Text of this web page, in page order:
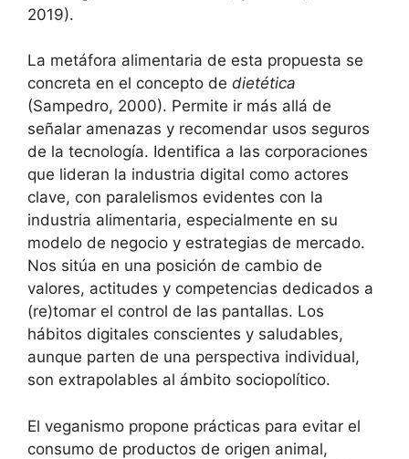
2019).
La metáfora alimentaria de esta propuesta se
concreta en el concepto de dietética
(Sampedro, 2000). Permite ir más allá de
señalar amenazas y recomendar usos seguros
de la tecnología. Identifica a las corporaciones
que lideran la industria digital como actores
clave, con paralelismos evidentes con la
industria alimentaria, especialmente en su
modelo de negocio y estrategias de mercado.
Nos sitúa en una posición de cambio de
valores, actitudes y competencias dedicados a
(re)tomar el control de las pantallas. Los
hábitos digitales conscientes y saludables,
aunque parten de una perspectiva individual,
son extrapolables al ámbito sociopolítico.
El veganismo propone prácticas para evitar el
consumo de productos de origen animal,